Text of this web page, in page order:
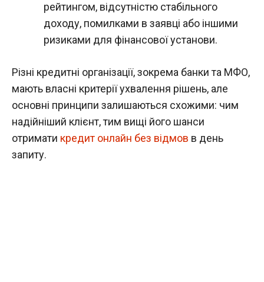
рейтингом, відсутністю стабільного
доходу, помилками в заявці або іншими
ризиками для фінансової установи.
Різні кредитні організації, зокрема банки та МФО,
мають власні критерії ухвалення рішень, але
основні принципи залишаються схожими: чим
надійніший клієнт, тим вищі його шанси
отримати кредит онлайн без відмов в день
запиту.